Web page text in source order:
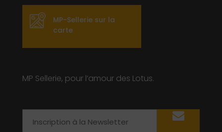
MP-Sellerie sur la
carte
MP Sellerie, pour l’amour des Lotus.